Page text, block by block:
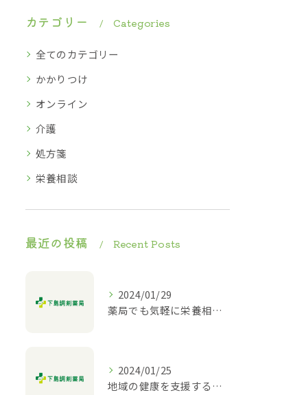
カテゴリー Categories
全てのカテゴリー
かかりつけ
オンライン
介護
処方箋
栄養相談
最近の投稿 Recent Posts
2024/01/29
薬局でも気軽に栄養相談ができる！
2024/01/25
地域の健康を支援する薬局｜栄養相談や介護相談も対応